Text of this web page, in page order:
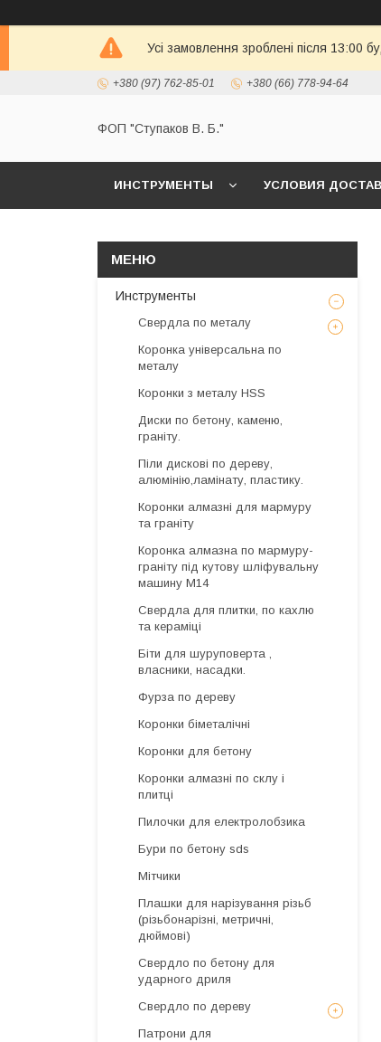
Усі замовлення зроблені після 13:00
+380 (97) 762-85-01 +380 (66) 778-94-64
ФОП "Ступаков В. Б."
ИНСТРУМЕНТЫ УСЛОВИЯ
Инструменты
Свердла по металу
Коронка універсальна по
металу
Коронки з металу HSS
Диски по бетону, каменю,
граніту.
Піли дискові по дереву,
алюмінію,ламінату, пластику.
Коронки алмазні для мармуру
та граніту
Коронка алмазна по мармуру-
граніту під кутову шліфувальну
машину М14
Свердла для плитки, по кахлю
та кераміці
Біти для шуруповерта ,
власники, насадки.
Фурза по дереву
Коронки біметалічні
Коронки для бетону
Коронки алмазні по склу і
плитці
Пилочки для електролобзика
Бури по бетону sds
Мітчики
Плашки для нарізування різьб
(різьбонарізні, метричні,
дюймові)
Свердло по бетону для
ударного дриля
Свердло по дереву
Патрони для